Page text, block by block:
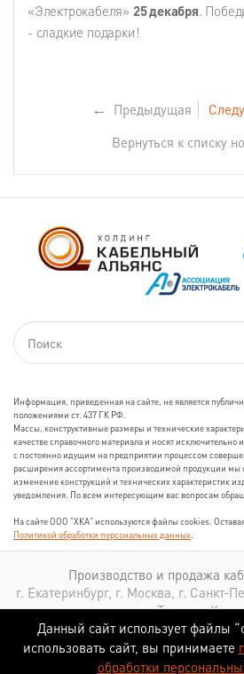
«Электрокабеля» 25 декабря .
- сладкие подарки!
← Предыдущая
Вернуться к списку
Информация, приведенная на сайте, не является
положениями ст. 437 ГК РФ.
Массы, конструктивные размеры и технические
качестве справочного материала и носят
с постоянно идущим на предприятии процессом
расширения ассортимента производимой продукции мы
изменение конструкций и технических характеристик
уведомления. По всем интересующим вас вопросам
На сайте ООО "ХКА" используются файлы cookies.
Политикой обработки персональных данных
Производство и продажа
г. Екатеринбург, г. Москва, г. Санкт-
г. Томск, г.
Данный сайт использует файлы
использовать сайт, вы принимаете
обработки